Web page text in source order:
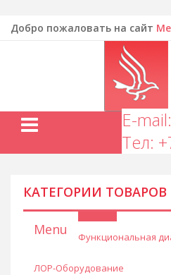
Добро пожаловать на сайт
E-
Тел:
КАТЕГОРИИ ТОВАРОВ
Menu Функциональная
ЛОР-Оборудование